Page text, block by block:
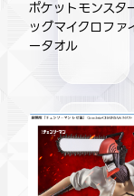
ポケットモンスタ
ッグマイクロファ
ータオル